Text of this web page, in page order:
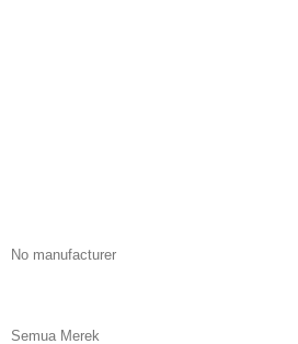
No manufacturer
Semua Merek